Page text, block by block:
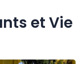
et Vie